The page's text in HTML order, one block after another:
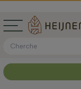
Trier par